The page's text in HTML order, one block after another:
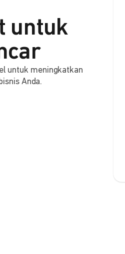
untuk
untuk meningkatkan
Anda.